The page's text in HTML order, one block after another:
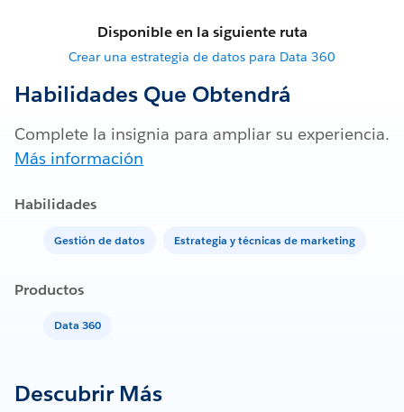
Disponible en la siguiente ruta
Crear una estrategia de datos para Data 360
Habilidades Que Obtendrá
Complete la insignia para ampliar su experiencia.
Más información
Habilidades
Gestión de datos Estrategia y técnicas de marketing
Productos
Data 360
Descubrir Más